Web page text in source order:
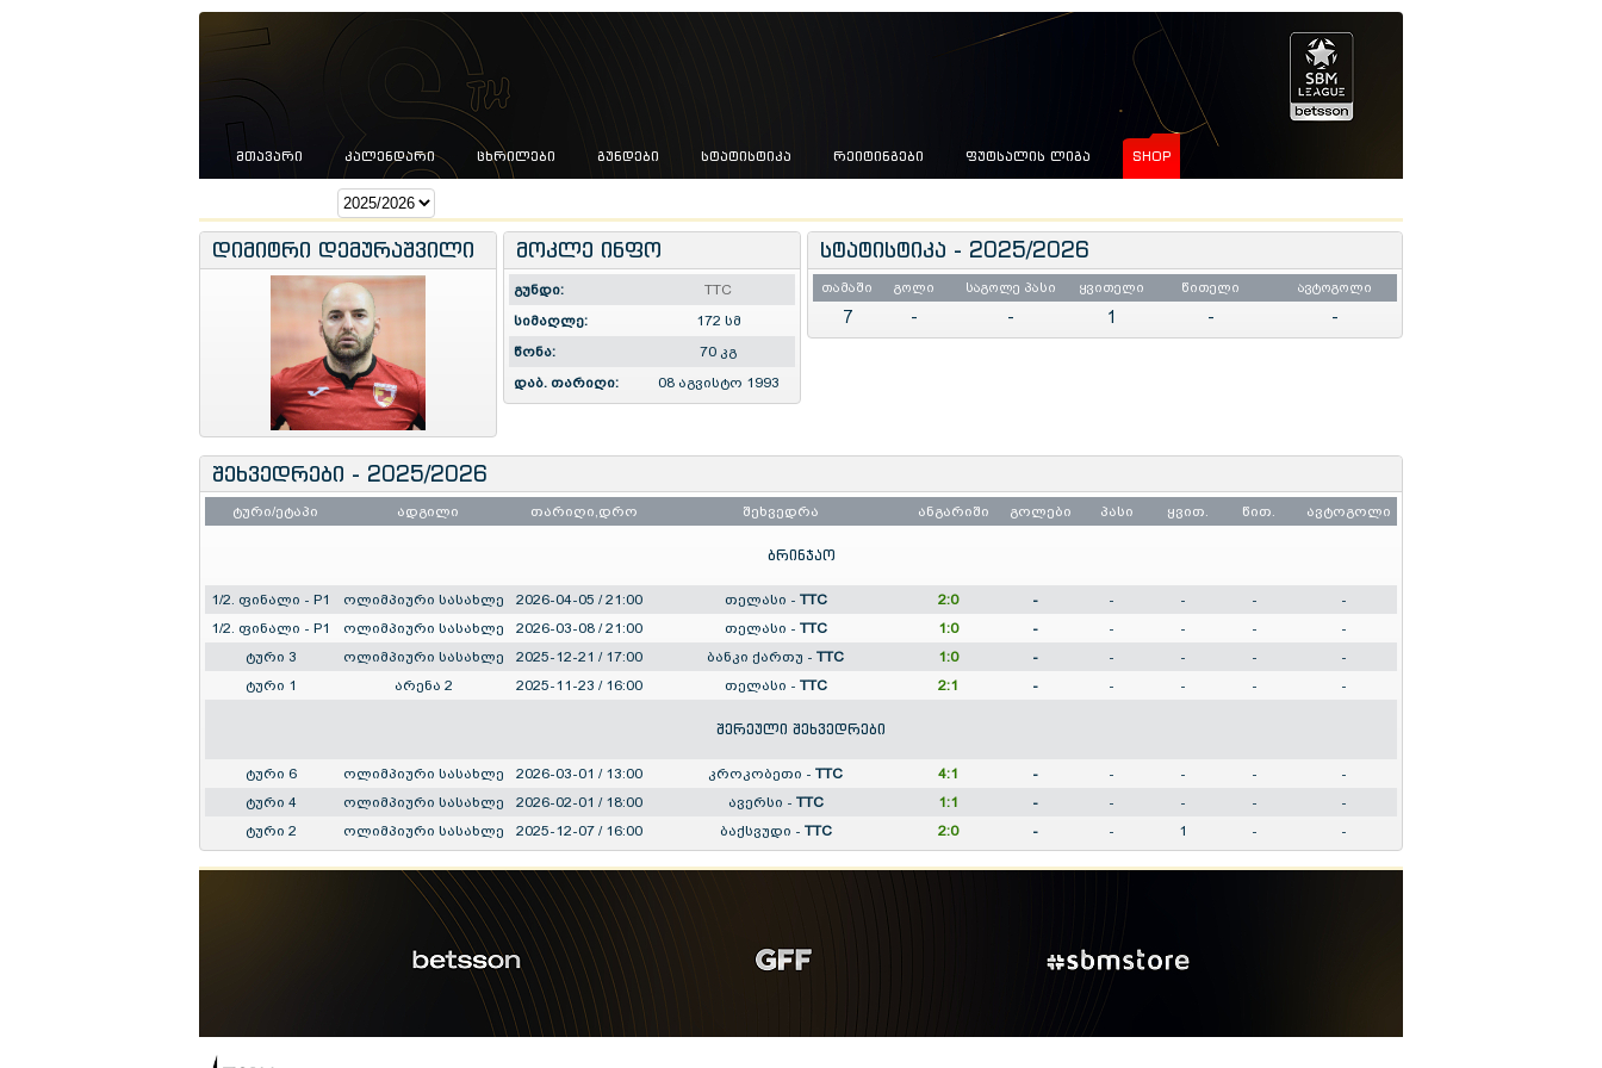
ᲛᲗᲐᲕᲐᲠᲘ ᲙᲐᲚᲔᲜᲓᲐᲠᲘ ᲪᲮᲠᲘᲚᲔᲑᲘ ᲒᲣᲜᲓᲔᲑᲘ ᲡᲢᲐᲢᲘᲡᲢᲘᲙᲐ ᲠᲔᲘᲢᲘᲜᲒᲔᲑᲘ ᲤᲣᲢᲡᲐᲚᲘᲡ ᲚᲘᲒᲐ SHOP
დიმიტრი დემურაშვილი მოკლე ინფო
გუნდი:
TTC
სიმაღლე:
172 სმ
წონა:
70 კგ
დაბ. თარიღი:
08 აგვისტო 1993
სტატისტიკა - 2025/2026
თამაში გოლი საგოლე პასი ყვითელი წითელი ავტოგოლი
7 - - 1 - -
შეხვედრები - 2025/2026
ტური/ეტაპი ადგილი თარიღი,დრო შეხვედრა ანგარიში გოლები პასი ყვით. წით. ავტოგოლი
ბრინჯაო
1/2. ფინალი - P1 ოლიმპიური სასახლე 2026-04-05 / 21:00 თელასი - TTC 2:0 - - - -
-
1/2. ფინალი - P1
ოლიმპიური სასახლე 2026-03-08 / 21:00 თელასი - TTC 1:0 - - - -
-
ტური 3
ოლიმპიური სასახლე 2025-12-21 / 17:00 ბანკი ქართუ - TTC 1:0 - - - -
-
ტური 1
არენა 2 2025-11-23 / 16:00 თელასი - TTC 2:1 - - - - -
შერეული შეხვედრები
ტური 6 ოლიმპიური სასახლე 2026-03-01 / 13:00 კროკობეთი - TTC 4:1 - - - -
-
ტური 4
ოლიმპიური სასახლე 2026-02-01 / 18:00 ავერსი - TTC 1:1 - - - -
-
ტური 2
ოლიმპიური სასახლე 2025-12-07 / 16:00 ბაქსვუდი - TTC 2:0 - - 1 - -